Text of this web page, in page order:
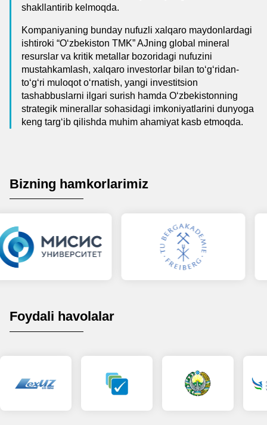
shakllantirib kelmoqda.
Kompaniyaning bunday nufuzli xalqaro maydonlardagi
ishtiroki “Oʻzbekiston TMK” AJning global mineral
resurslar va kritik metallar bozoridagi nufuzini
mustahkamlash, xalqaro investorlar bilan toʻgʻridan-
toʻgʻri muloqot oʻrnatish, yangi investitsion
tashabbuslarni ilgari surish hamda Oʻzbekistonning
strategik minerallar sohasidagi imkoniyatlarini dunyoga
keng targʻib qilishda muhim ahamiyat kasb etmoqda.
Bizning hamkorlarimiz
Foydali havolalar